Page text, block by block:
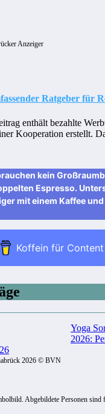
Anzeiger
Ratgeber für
enthält bezahlte
Kooperation erstellt.
kein
Espresso.
mit einem Kaffee
Koffein für Content
2026 © BVN
Yoga
2026:
Abgebildete Personen